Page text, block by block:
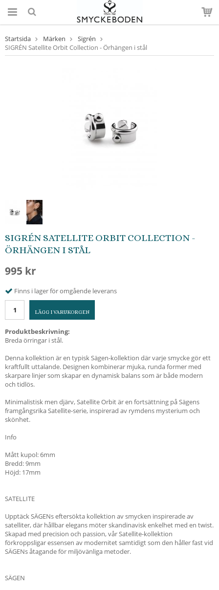
Startsida Märken
Sigrén
SIGRÉN Satellite Orbit Collection - Örhängen i stål
SIGRÉN SATELLITE ORBIT COLLECTION -
ÖRHÄNGEN I STÅL
995 kr
Finns i lager för omgående leverans
LÄGG I VARUKORGEN
Produktbeskrivning:
Breda örringar i stål.
Denna kollektion är en typisk Sägen-kollektion där varje smycke gör ett
kraftfullt uttalande. Designen kombinerar mjuka, runda former med
skarpare linjer som skapar en dynamisk balans som är både modern
och tidlös.
Minimalistisk men djärv, Satellite Orbit är en fortsättning på Sägens
framgångsrika Satellite-serie, inspirerad av rymdens mysterium och
skönhet.
Info
Mått kupol: 6mm
Bredd: 9mm
Höjd: 17mm
SATELLITE
Upptäck SÄGENs eftersökta kollektion av smycken inspirerade av
satelliter, där hållbar elegans möter skandinavisk enkelhet med en twist.
Skapad med precision och passion, vår Satellite-kollektion
förkroppsligar essensen av modernitet samtidigt som den håller fast vid
SÄGENs åtagande för miljövänliga metoder.
SÄGEN